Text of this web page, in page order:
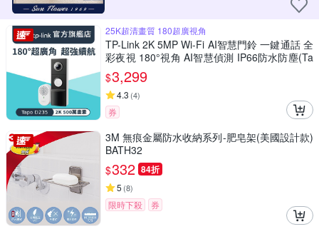
25K超清畫質 180超廣視角
TP-Link 2K 5MP Wi-Fi AI智慧門鈴 一鍵通話 全
彩夜視 180°視角 AI智慧偵測 IP66防水防塵(Ta
po D235)
$3,299
4.3 (4)
券
3M 無痕金屬防水收納系列-肥皂架(美國設計款)
BATH32
$332 84折
5 (8)
限時下殺 券